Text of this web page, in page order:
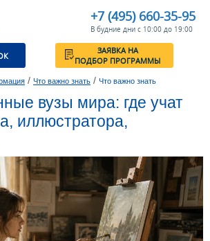
+7 (495) 660-35-95
В будние дни с 10:00 до 19:00
ЗАЯВКА НА
ПОДБОР ПРОГРАММЫ
/ Что важно знать / Что важно знать
вузы мира: где учат
иллюстратора,